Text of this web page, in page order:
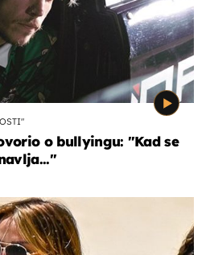
o bullyingu: "Kad se